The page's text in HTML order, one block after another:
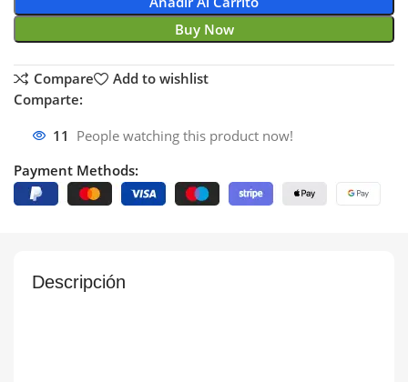
Buy Now
Compare
Add to wishlist
Comparte:
11 People watching this product now!
Payment Methods:
Descripción